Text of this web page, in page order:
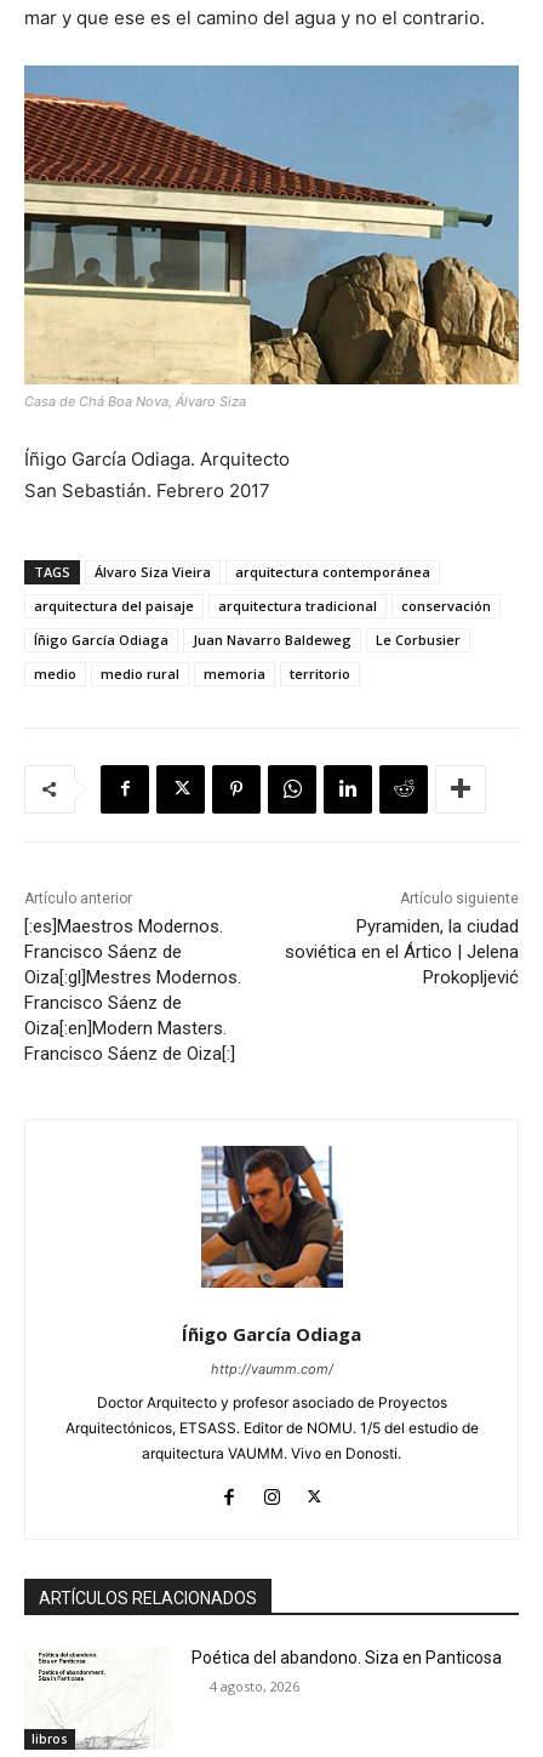
mar y que ese es el camino del agua y no el contrario.
Casa de Chá Boa Nova, Álvaro Siza
Íñigo García Odiaga. Arquitecto
San Sebastián. Febrero 2017
TAGS Álvaro Siza Vieira
arquitectura contemporánea
arquitectura del paisaje
arquitectura tradicional
conservación
Íñigo García Odiaga
Juan Navarro Baldeweg
Le Corbusier
medio
medio rural memoria territorio
Artículo anterior
[:es]Maestros Modernos.
Francisco Sáenz de
Oiza[:gl]Mestres Modernos.
Francisco Sáenz de
Oiza[:en]Modern Masters.
Francisco Sáenz de Oiza[:]
Artículo siguiente
Pyramiden, la ciudad
soviética en el Ártico | Jelena
Prokopljević
Íñigo García Odiaga
http://vaumm.com/
Doctor Arquitecto y profesor asociado de Proyectos
Arquitectónicos, ETSASS. Editor de NOMU. 1/5 del estudio de
arquitectura VAUMM. Vivo en Donosti.
ARTÍCULOS RELACIONADOS
libros
Poética del abandono. Siza en Panticosa
4 agosto, 2026